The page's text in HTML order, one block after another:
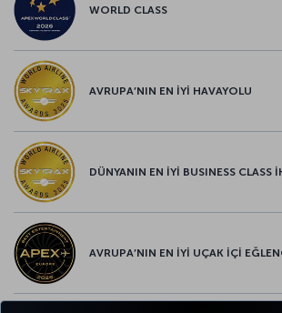
WORLD CLASS
AVRUPA’NIN EN İYİ HAVAYOLU
DÜNYANIN EN İYİ BUSINESS CLASS
AVRUPA’NIN EN İYİ UÇAK İÇİ